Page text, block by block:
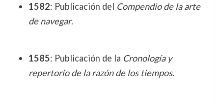
1582: Publicación del Compendio de la arte
de navegar.
1585: Publicación de la Cronología y
repertorio de la razón de los tiempos.